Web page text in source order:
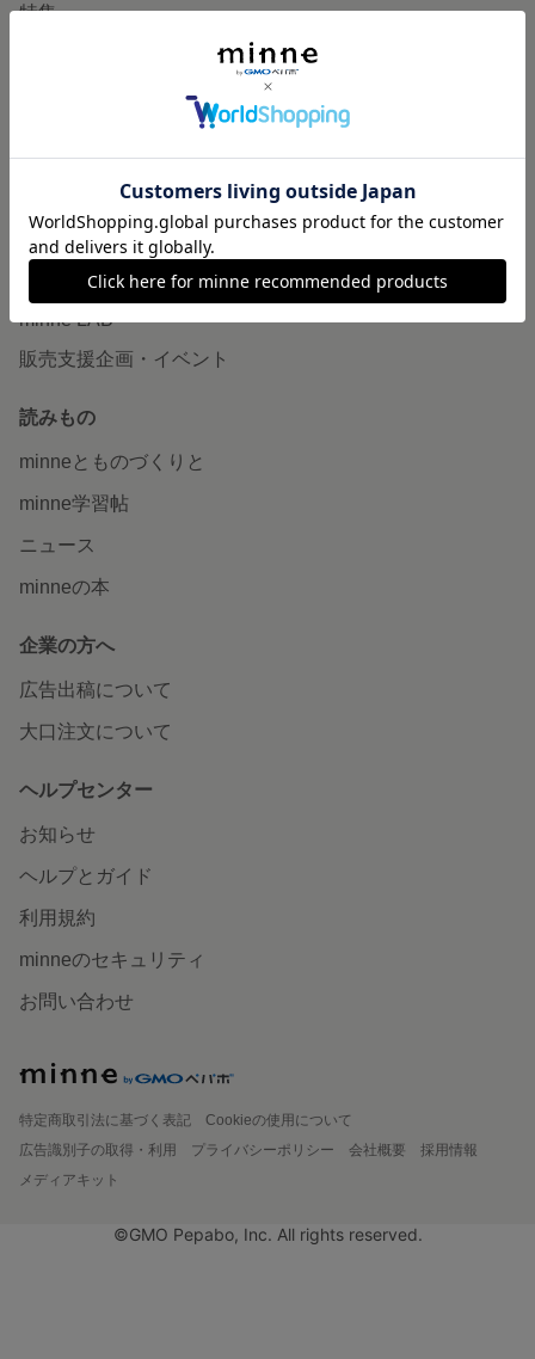
特集
食品販売
ヴィンテージ販売
ダウンロード販売
minne PLUS
minne LAB
販売支援企画・イベント
読みもの
minneとものづくりと
minne学習帖
ニュース
minneの本
企業の方へ
広告出稿について
大口注文について
ヘルプセンター
お知らせ
ヘルプとガイド
利用規約
minneのセキュリティ
お問い合わせ
特定商取引法に基づく表記
Cookieの使用について
広告識別子の取得・利用
プライバシーポリシー 会社概要
採用情報
メディアキット
©GMO Pepabo, Inc. All rights reserved.